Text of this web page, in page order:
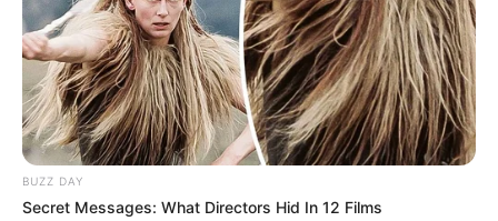
Schlosshotelgebucht werden.
GELD SPAREN
Familienurlaub Ostsee
Hier gibt es Tipps, wie man eineFerienwohnung
gestalten
BUZZ DAY
Secret Messages: What Directors Hid In 12 Films